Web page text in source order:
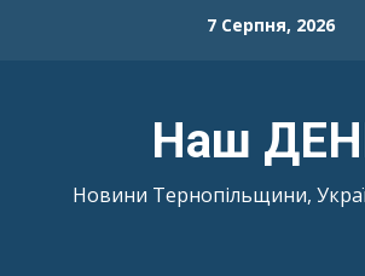
7 Серпня, 2026
Наш
Новини Тернопільщини,